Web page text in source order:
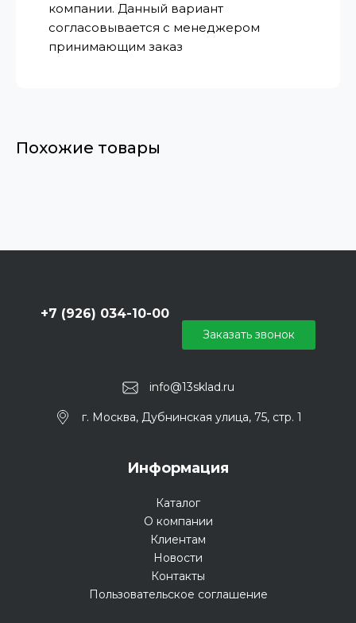
компании. Данный вариант
согласовывается с менеджером
принимающим заказ
Похожие товары
info@13sklad.ru
+7 (926) 034-10-00
г. Москва, Дубнинская улица, 75, стр. 1
Заказать звонок
Информация
Каталог
О компании
Клиентам
Новости
Контакты
Пользовательское соглашение